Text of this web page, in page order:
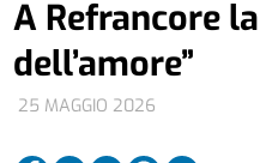
25 MAGGIO 2026
A Refrancore
dell’amore”